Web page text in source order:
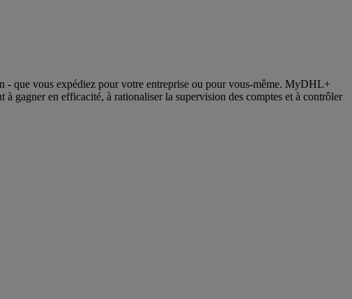
- que vous expédiez pour votre entreprise ou pour vous-même. MyDHL+
gagner en efficacité, à rationaliser la supervision des comptes et à contrôler